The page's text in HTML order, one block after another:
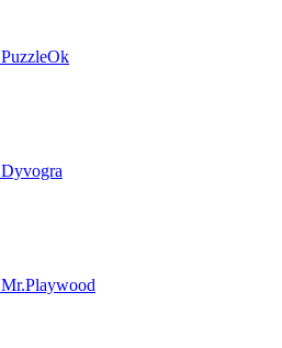
PuzzleOk
Dyvogra
Mr.Playwood